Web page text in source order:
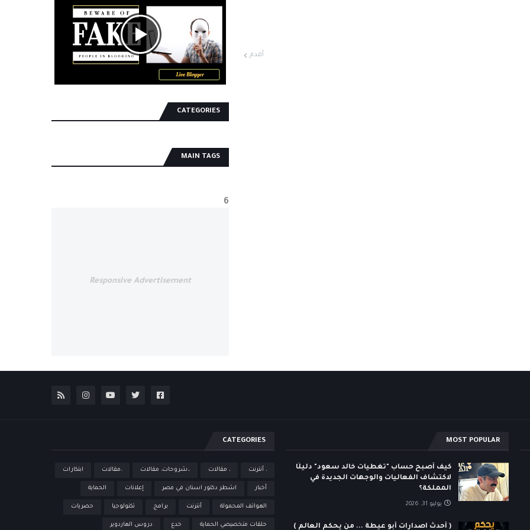
أقدم
CATEGORIES
MAIN TAGS
6
Responsive Advertisement
MOST POPULAR
كيف أصبح حساب "تغطيات خالد سعود" دليلًا
لاكتشاف الفعاليات والوجهات الجديدة في
المملكة؟
يوليو 31, 2026
( أحدث اصدارات أبو عيطة ... من يحكم العالم )
CATEGORIES
، أنترنت ، مقالات ،،شروحات، مقالات ،مقالات ابتكارات
أخبار اشطر دكتور اسنان في مصر إعلانات الحماية
الهواتف المحمولة أنترنت برامج تكنولوجيا حصريات
حلقات متخصيصي الحماية خدع دروس الهاردوير